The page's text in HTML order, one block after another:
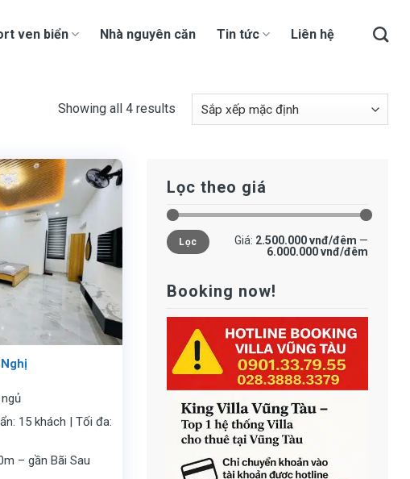
ven biển Nhà nguyên căn Tin tức Liên hệ
Showing all 4 results
15 khách | Tối đa:
– gần Bãi Sau
Lọc theo giá
Giá
tối
thiểu
Giá
tối
đa
Lọc Giá: 2.500.000 vnđ/đêm —
6.000.000 vnđ/đêm
Booking now!